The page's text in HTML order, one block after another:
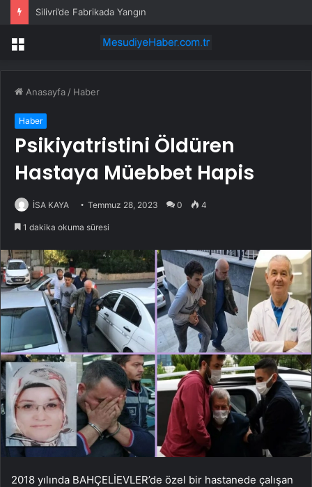
Silivri’de Fabrikada Yangın
Menü
Anasayfa / Haber
Haber
Psikiyatristini Öldüren
Hastaya Müebbet Hapis
İSA KAYA Temmuz 28, 2023 0 4
1 dakika okuma süresi
2018 yılında BAHÇELİEVLER’de özel bir hastanede çalışan